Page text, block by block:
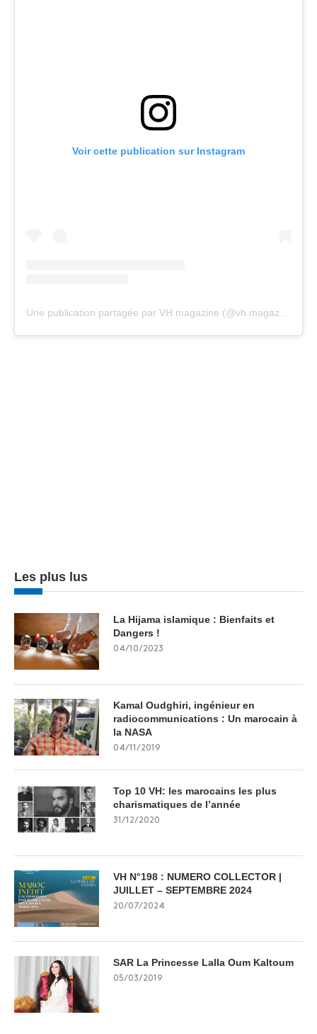
Voir cette publication sur Instagram
Une publication partagée par VH magazine (@vh.magazine)
Les plus lus
La Hijama islamique : Bienfaits et
Dangers !
04/10/2023
Kamal Oudghiri, ingénieur en
radiocommunications : Un marocain à
la NASA
04/11/2019
Top 10 VH: les marocains les plus
charismatiques de l’année
31/12/2020
VH N°198 : NUMERO COLLECTOR |
JUILLET – SEPTEMBRE 2024
20/07/2024
SAR La Princesse Lalla Oum Kaltoum
05/03/2019